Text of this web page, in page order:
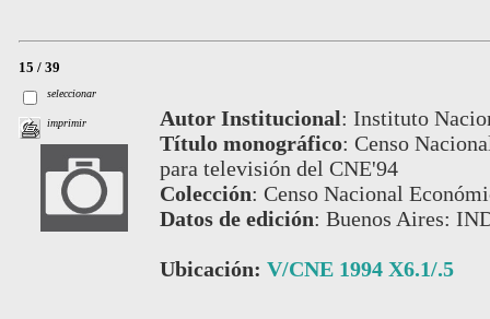
15 / 39
seleccionar
imprimir Autor Institucional: Instituto
Título monográfico: Censo
para televisión del CNE'94
Colección: Censo Nacional
Datos de edición: Buenos Aires:
Ubicación: V/CNE 1994 X6.1/.5